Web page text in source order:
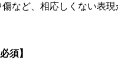
など、相応しくない表
必須】